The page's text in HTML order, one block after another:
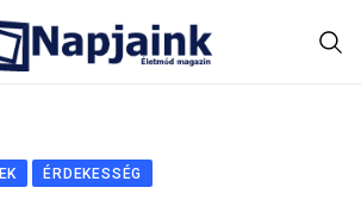
ÉRDEKESSÉG